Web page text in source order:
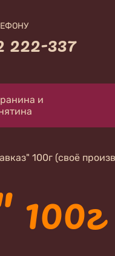
222-337
и
100г (своё